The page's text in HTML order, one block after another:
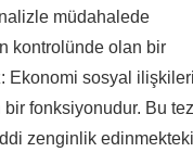
müdahalede
kontrolünde olan bir
Ekonomi sosyal
fonksiyonudur. Bu
zenginlik edinmekteki